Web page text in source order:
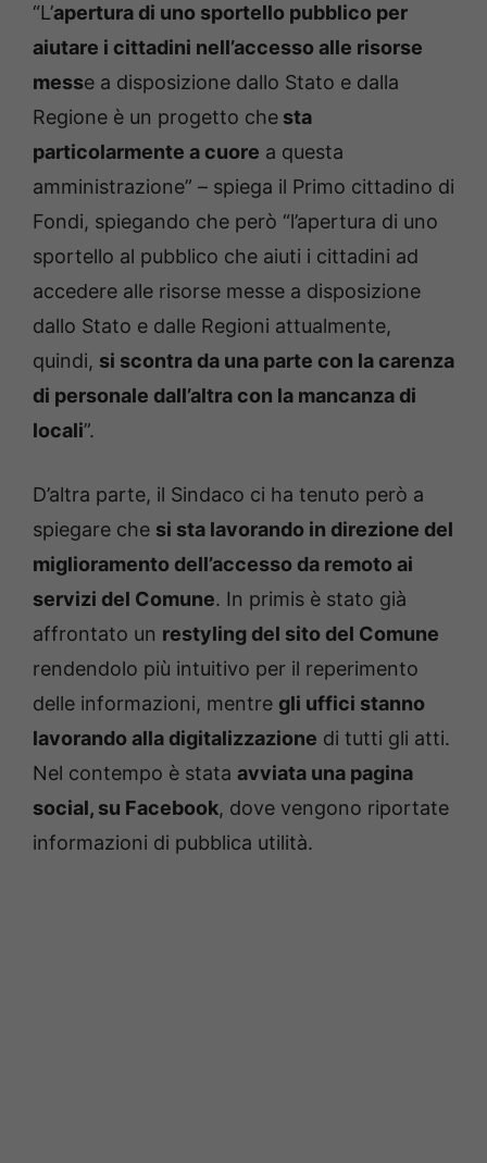
“L’apertura di uno sportello pubblico per
aiutare i cittadini nell’accesso alle risorse
messe a disposizione dallo Stato e dalla
Regione è un progetto che sta
particolarmente a cuore a questa
amministrazione” – spiega il Primo cittadino di
Fondi, spiegando che però “l’apertura di uno
sportello al pubblico che aiuti i cittadini ad
accedere alle risorse messe a disposizione
dallo Stato e dalle Regioni attualmente,
quindi, si scontra da una parte con la carenza
di personale dall’altra con la mancanza di
locali”.
D’altra parte, il Sindaco ci ha tenuto però a
spiegare che si sta lavorando in direzione del
miglioramento dell’accesso da remoto ai
servizi del Comune. In primis è stato già
affrontato un restyling del sito del Comune
rendendolo più intuitivo per il reperimento
delle informazioni, mentre gli uffici stanno
lavorando alla digitalizzazione di tutti gli atti.
Nel contempo è stata avviata una pagina
social, su Facebook, dove vengono riportate
informazioni di pubblica utilità.